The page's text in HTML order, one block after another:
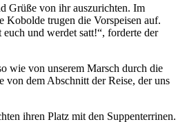
Grüße von ihr auszurichten. Im
Kobolde trugen die Vorspeisen auf.
und werdet satt!“, forderte der
wie von unserem Marsch durch die
von dem Abschnitt der Reise, der uns
ihren Platz mit den Suppenterrinen.